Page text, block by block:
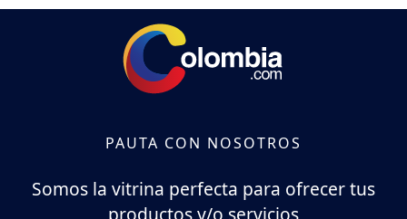
PAUTA CON NOSOTROS
Somos la vitrina perfecta para ofrecer tus